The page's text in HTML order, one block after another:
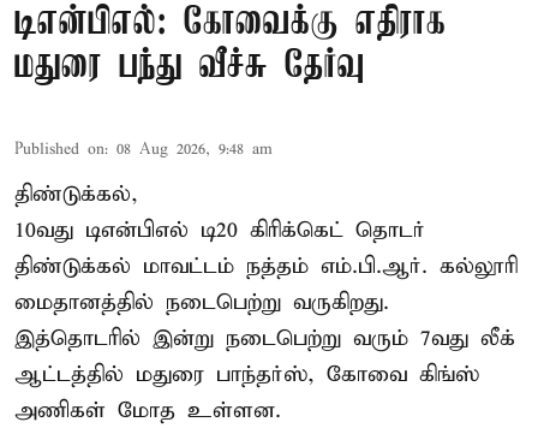
டிஎன்பிஎல்: கோவைக்கு எதிராக
மதுரை பந்து வீச்சு தேர்வு
Published on: 08 Aug 2026, 9:48 am
திண்டுக்கல்,
10வது டிஎன்பிஎல் டி20 கிரிக்கெட் தொடர்
திண்டுக்கல் மாவட்டம் நத்தம் எம்.பி.ஆர். கல்லூரி
மைதானத்தில் நடைபெற்று வருகிறது.
இத்தொடரில் இன்று நடைபெற்று வரும் 7வது லீக்
ஆட்டத்தில் மதுரை பாந்தர்ஸ், கோவை கிங்ஸ்
அணிகள் மோத உள்ளன.